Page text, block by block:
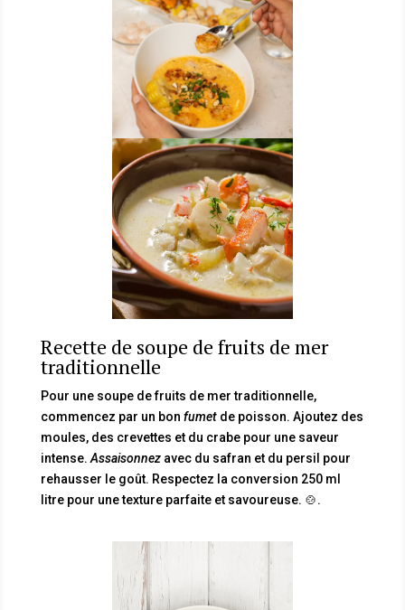
Recette de soupe de fruits de mer
traditionnelle
Pour une soupe de fruits de mer traditionnelle,
commencez par un bon fumetde poisson. Ajoutez des
moules, des crevettes et du crabe pour une saveur
intense. Assaisonnezavec du safran et du persil pour
rehausser le goût. Respectez la conversion 250 ml
litre pour une texture parfaite et savoureuse. 🍲.